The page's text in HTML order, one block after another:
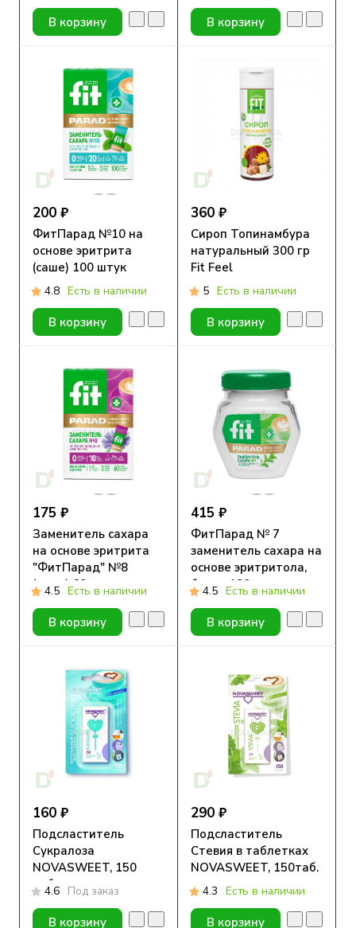
В корзину В корзину
200 ₽
ФитПарад №10 на
основе эритрита
(саше) 100 штук
4.8 Есть в наличии
В корзину
360 ₽
Сироп Топинамбура
натуральный 300 гр
Fit Feel
5 Есть в наличии
В корзину
175 ₽
Заменитель сахара
на основе эритрита
"ФитПарад" №8
(саше) 60 штук
4.5 Есть в наличии
В корзину
415 ₽
ФитПарад № 7
заменитель сахара на
основе эритритола,
банка 180 гр.
4.5 Есть в наличии
В корзину
160 ₽
Подсластитель
Сукралоза
NOVASWEET, 150
таблеток
4.6 Под заказ
В корзину
290 ₽
Подсластитель
Стевия в таблетках
NOVASWEET, 150таб.
4.3 Есть в наличии
В корзину